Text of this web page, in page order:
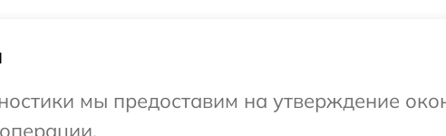
мы предоставим на утверждение